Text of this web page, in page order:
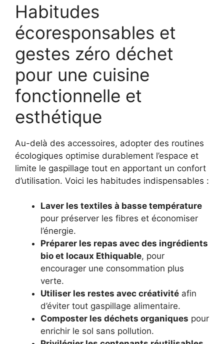
Habitudes
écoresponsables et
gestes zéro déchet
pour une cuisine
fonctionnelle et
esthétique
Au-delà des accessoires, adopter des routines
écologiques optimise durablement l’espace et
limite le gaspillage tout en apportant un confort
d’utilisation. Voici les habitudes indispensables :
Laver les textiles à basse température
pour préserver les fibres et économiser
l’énergie.
Préparer les repas avec des ingrédients
bio et locaux Ethiquable, pour
encourager une consommation plus
verte.
Utiliser les restes avec créativité afin
d’éviter tout gaspillage alimentaire.
Composter les déchets organiques pour
enrichir le sol sans pollution.